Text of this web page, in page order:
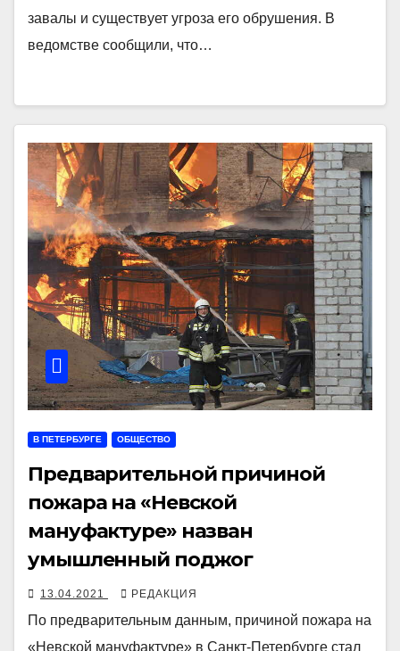
завалы и существует угроза его обрушения. В
ведомстве сообщили, что…
В ПЕТЕРБУРГЕ ОБЩЕСТВО
Предварительной причиной
пожара на «Невской
мануфактуре» назван
умышленный поджог
13.04.2021 РЕДАКЦИЯ
По предварительным данным, причиной пожара на
«Невской мануфактуре» в Санкт-Петербурге стал